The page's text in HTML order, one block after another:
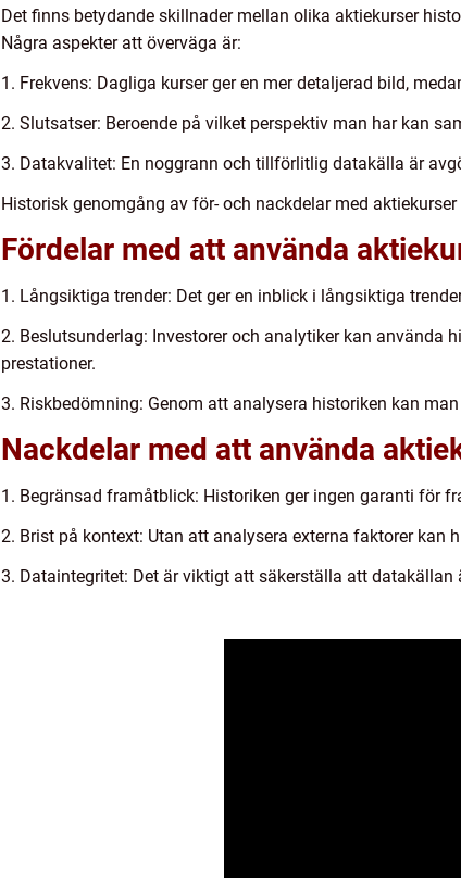
Det finns betydande skillnader mellan olika aktiekurser
Några aspekter att överväga är:
1. Frekvens: Dagliga kurser ger en mer detaljerad bild,
2. Slutsatser: Beroende på vilket perspektiv man har kan
3. Datakvalitet: En noggrann och tillförlitlig datakälla är
Historisk genomgång av för- och nackdelar med
Fördelar med att använda
1. Långsiktiga trender: Det ger en inblick i långsiktiga
2. Beslutsunderlag: Investorer och analytiker kan
prestationer.
3. Riskbedömning: Genom att analysera historiken kan
Nackdelar med att använda
1. Begränsad framåtblick: Historiken ger ingen garanti för
2. Brist på kontext: Utan att analysera externa faktorer kan
3. Dataintegritet: Det är viktigt att säkerställa att